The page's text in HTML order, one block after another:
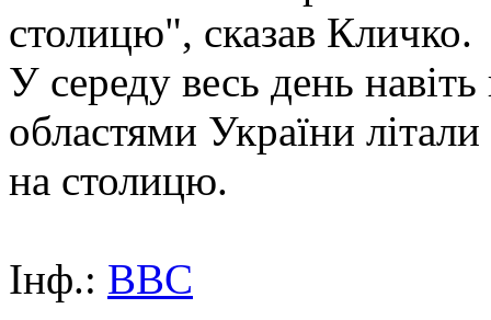
столицю", сказав Кличко.
У середу весь день
областями України
на столицю.
Інф.: BBC